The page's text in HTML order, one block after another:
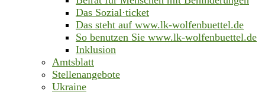
Das Sozial·ticket
Das steht auf www.lk-wolfenbuettel.de
So benutzen Sie www.lk-wolfenbuettel.de
Inklusion
Amtsblatt
Stellenangebote
Ukraine